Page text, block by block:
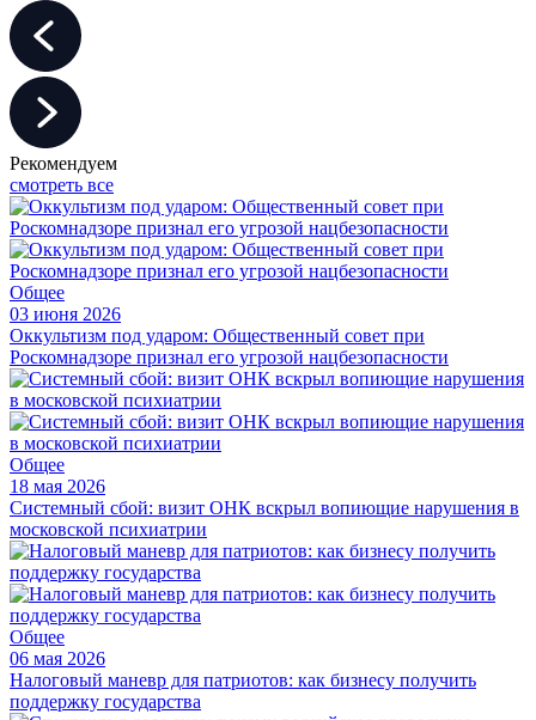
Рекомендуем
смотреть все
Общее
03 июня 2026
Оккультизм под ударом: Общественный совет при
Роскомнадзоре признал его угрозой нацбезопасности
Общее
18 мая 2026
Системный сбой: визит ОНК вскрыл вопиющие нарушения в
московской психиатрии
Общее
06 мая 2026
Налоговый маневр для патриотов: как бизнесу получить
поддержку государства